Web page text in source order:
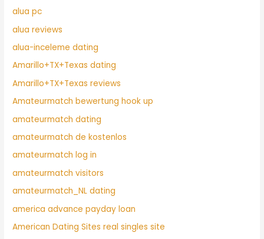
alua pc
alua reviews
alua-inceleme dating
Amarillo+TX+Texas dating
Amarillo+TX+Texas reviews
Amateurmatch bewertung hook up
amateurmatch dating
amateurmatch de kostenlos
amateurmatch log in
amateurmatch visitors
amateurmatch_NL dating
america advance payday loan
American Dating Sites real singles site